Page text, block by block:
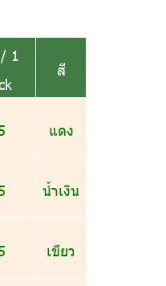
1
สี
แดง
น้ำเงิน
เขียว